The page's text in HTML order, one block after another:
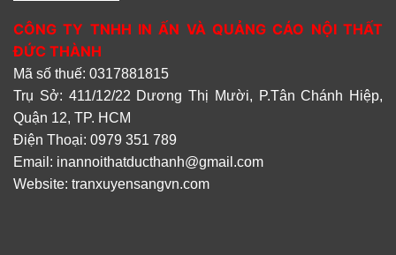
CÔNG TY TNHH IN ẤN VÀ QUẢNG CÁO NỘI THẤT
ĐỨC THÀNH
Mã số thuế: 0317881815
Trụ Sở: 411/12/22 Dương Thị Mười, P.Tân Chánh Hiệp,
Quận 12, TP. HCM
Điện Thoại: 0979 351 789
Email: inannoithatducthanh@gmail.com
Website: tranxuyensangvn.com